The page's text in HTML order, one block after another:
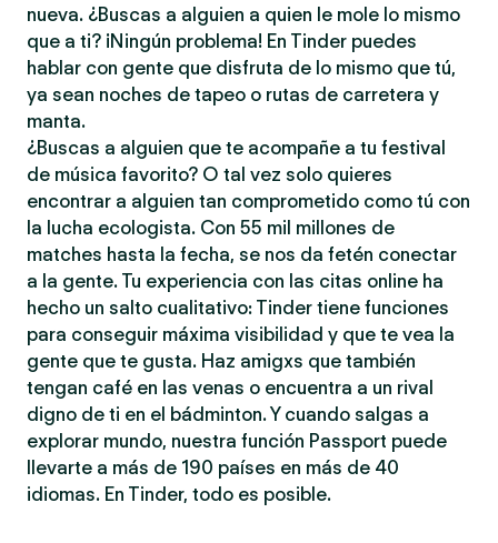
nueva. ¿Buscas a alguien a quien le mole lo mismo
que a ti? ¡Ningún problema! En Tinder puedes
hablar con gente que disfruta de lo mismo que tú,
ya sean noches de tapeo o rutas de carretera y
manta.
¿Buscas a alguien que te acompañe a tu festival
de música favorito? O tal vez solo quieres
encontrar a alguien tan comprometido como tú con
la lucha ecologista. Con 55 mil millones de
matches hasta la fecha, se nos da fetén conectar
a la gente. Tu experiencia con las citas online ha
hecho un salto cualitativo: Tinder tiene funciones
para conseguir máxima visibilidad y que te vea la
gente que te gusta. Haz amigxs que también
tengan café en las venas o encuentra a un rival
digno de ti en el bádminton. Y cuando salgas a
explorar mundo, nuestra función Passport puede
llevarte a más de 190 países en más de 40
idiomas. En Tinder, todo es posible.